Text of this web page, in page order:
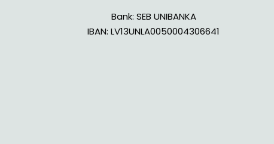
Bank: SEB UNIBANKA
IBAN: LV13UNLA0050004306641